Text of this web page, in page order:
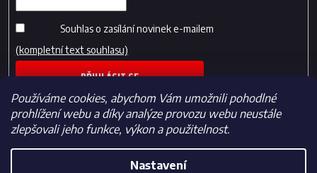
Používáme cookies, abychom Vám umožnili pohodlné
prohlížení webu a díky analýze provozu webu neustále
zlepšovali jeho funkce, výkon a použitelnost.
Nastavení
Souhlas o zasílání novinek e-mailem
(kompletní text souhlasu)
PŘIHLÁSIT SE
Vytvořil Shoptet